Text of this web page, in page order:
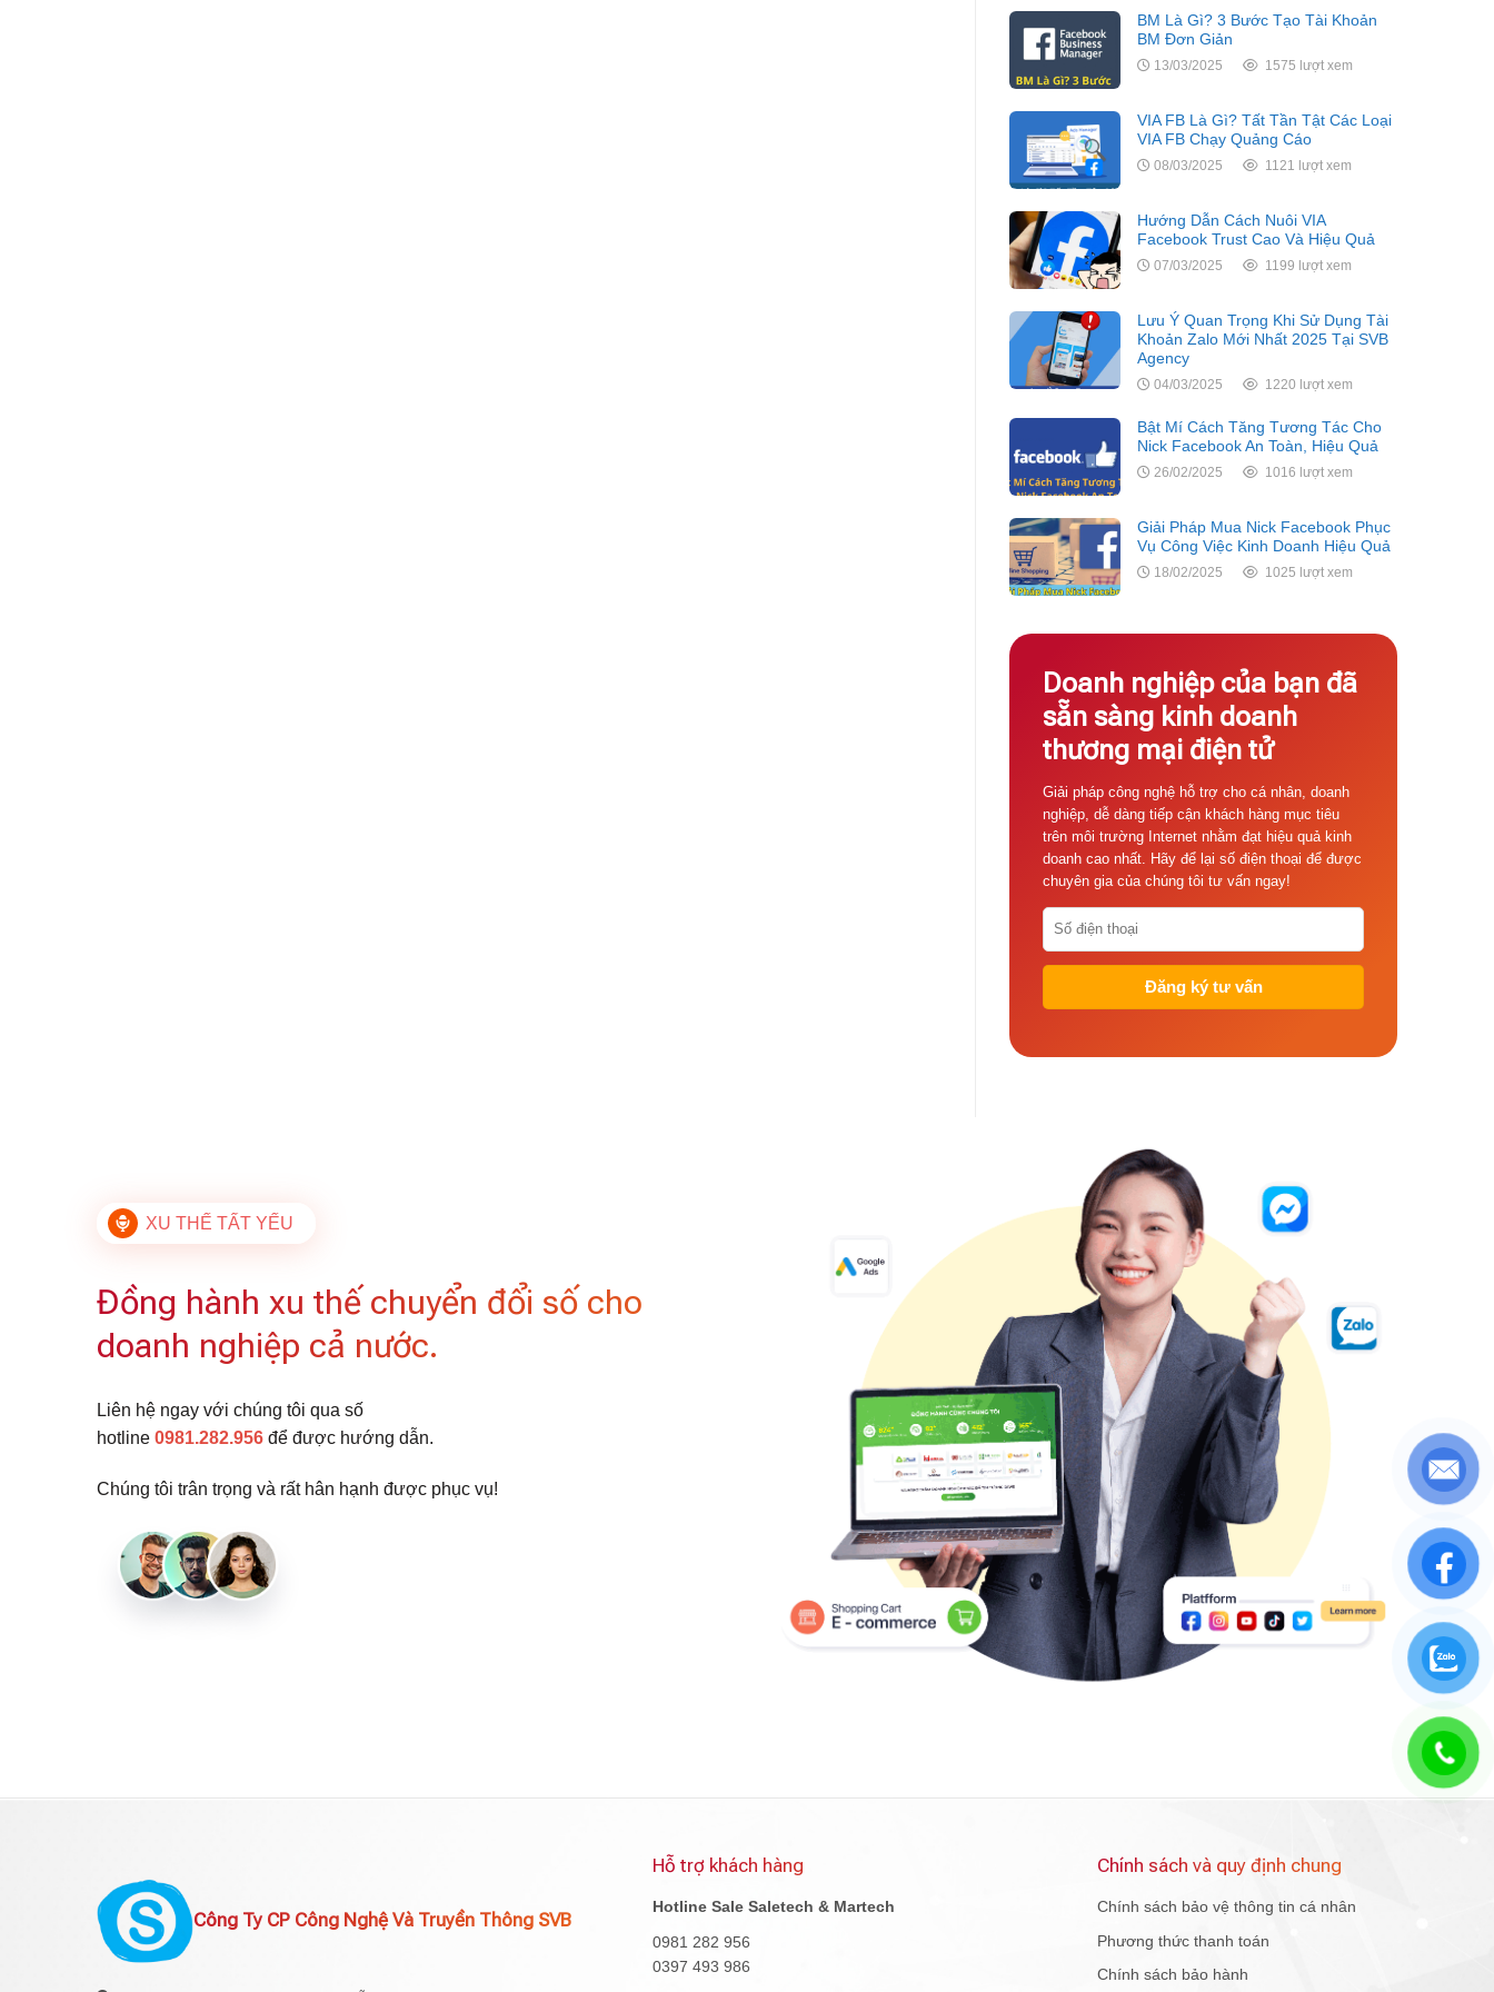
BM Là Gì? 3 Bước Tạo Tài Khoản
BM Đơn Giản
13/03/2025 1575 lượt xem
VIA FB Là Gì? Tất Tần Tật Các Loại
VIA FB Chạy Quảng Cáo
08/03/2025 1121 lượt xem
Hướng Dẫn Cách Nuôi VIA
Facebook Trust Cao Và Hiệu Quả
07/03/2025 1199 lượt xem
Lưu Ý Quan Trọng Khi Sử Dụng Tài
Khoản Zalo Mới Nhất 2025 Tại SVB
Agency
04/03/2025 1220 lượt xem
Bật Mí Cách Tăng Tương Tác Cho
Nick Facebook An Toàn, Hiệu Quả
26/02/2025 1016 lượt xem
Giải Pháp Mua Nick Facebook Phục
Vụ Công Việc Kinh Doanh Hiệu Quả
18/02/2025 1025 lượt xem
Doanh nghiệp của bạn đã
sẵn sàng kinh doanh
thương mại điện tử
Giải pháp công nghệ hỗ trợ cho cá nhân, doanh
nghiệp, dễ dàng tiếp cận khách hàng mục tiêu
trên môi trường Internet nhằm đạt hiệu quả kinh
doanh cao nhất. Hãy để lại số điện thoại để được
chuyên gia của chúng tôi tư vấn ngay!
XU THẾ TẤT YẾU
Đồng hành xu thế chuyển đổi số cho
doanh nghiệp cả nước.
Liên hệ ngay với chúng tôi qua số
hotline 0981.282.956 để được hướng dẫn.
Chúng tôi trân trọng và rất hân hạnh được phục vụ!
Công Ty CP Công Nghệ Và Truyền Thông SVB
Hỗ trợ khách hàng
Hotline Sale Saletech & Martech
0981 282 956
0397 493 986
Chính sách và quy định chung
Chính sách bảo vệ thông tin cá nhân
Phương thức thanh toán
Chính sách bảo hành